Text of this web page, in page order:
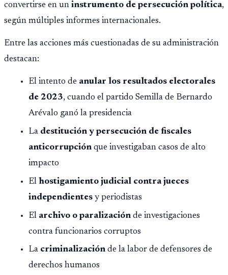
convertirse en un instrumento de persecución política,
según múltiples informes internacionales.
Entre las acciones más cuestionadas de su administración
destacan:
El intento de anular los resultados electorales
de 2023, cuando el partido Semilla de Bernardo
Arévalo ganó la presidencia
La destitución y persecución de fiscales
anticorrupción que investigaban casos de alto
impacto
El hostigamiento judicial contra jueces
independientes y periodistas
El archivo o paralización de investigaciones
contra funcionarios corruptos
La criminalización de la labor de defensores de
derechos humanos